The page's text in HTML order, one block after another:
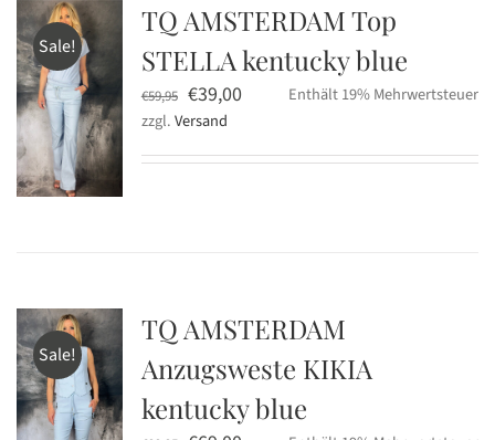
Sale!
TQ AMSTERDAM Top
STELLA kentucky blue
€59,95 Ursprünglicher
Preis
war:
€39,00Aktueller
ist:
Enthält 19% Mehrwertsteuer
zzgl.Versand
Sale!
TQ AMSTERDAM
Anzugsweste KIKIA
kentucky blue